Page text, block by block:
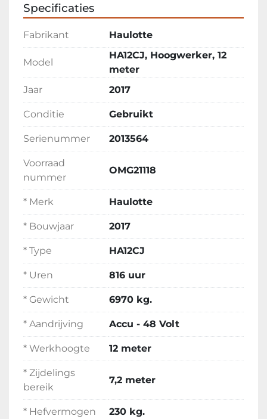
Specificaties
Fabrikant Haulotte
Model
HA12CJ, Hoogwerker, 12
meter
Jaar
2017
Conditie Gebruikt
Serienummer 2013564
Voorraad
nummer
OMG21118
* Merk Haulotte
* Bouwjaar 2017
* Type HA12CJ
* Uren 816 uur
* Gewicht 6970 kg.
* Aandrijving Accu - 48 Volt
* Werkhoogte 12 meter
* Zijdelings
bereik
7,2 meter
* Hefvermogen 230 kg.